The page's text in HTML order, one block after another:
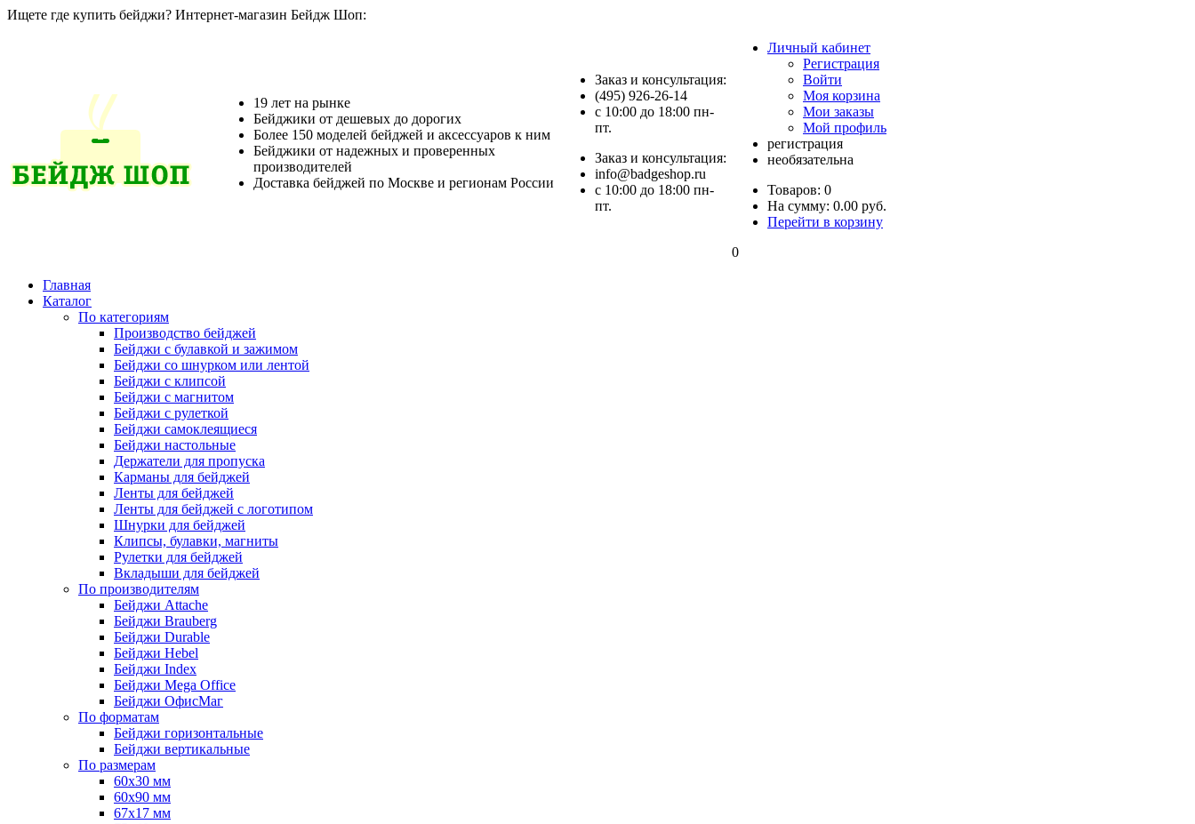
Ищете где купить бейджи? Интернет-магазин Бейдж Шоп:
19 лет на рынке
Бейджики от дешевых до дорогих
Более 150 моделей бейджей и аксессуаров к ним
Бейджики от надежных и проверенных
производителей
Доставка бейджей по Москве и регионам России
Заказ и консультация:
(495) 926-26-14
c 10:00 до 18:00 пн-
пт.
Заказ и консультация:
info@badgeshop.ru
c 10:00 до 18:00 пн-
пт.
Личный кабинет
Регистрация
Войти
Моя корзина
Мои заказы
Мой профиль
регистрация
необязательна
Товаров: 0
На сумму: 0.00 руб.
Перейти в корзину
0
Главная
Каталог
По категориям
Производство бейджей
Бейджи с булавкой и зажимом
Бейджи со шнурком или лентой
Бейджи с клипсой
Бейджи с магнитом
Бейджи с рулеткой
Бейджи самоклеящиеся
Бейджи настольные
Держатели для пропуска
Карманы для бейджей
Ленты для бейджей
Ленты для бейджей с логотипом
Шнурки для бейджей
Клипсы, булавки, магниты
Рулетки для бейджей
Вкладыши для бейджей
По производителям
Бейджи Attache
Бейджи Brauberg
Бейджи Durable
Бейджи Hebel
Бейджи Index
Бейджи Mega Office
Бейджи ОфисМаг
По форматам
Бейджи горизонтальные
Бейджи вертикальные
По размерам
60x30 мм
60х90 мм
67х17 мм